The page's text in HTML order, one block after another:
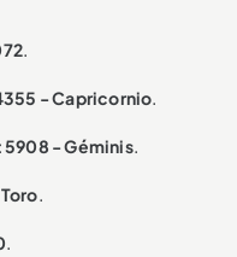
.
- Capricornio.
5908 - Géminis.
.
.